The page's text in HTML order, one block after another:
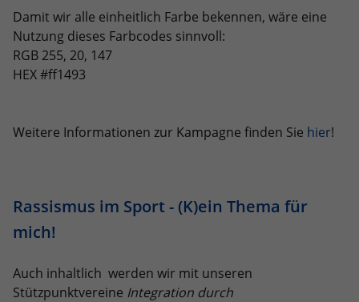
Damit wir alle einheitlich Farbe bekennen, wäre eine
Nutzung dieses Farbcodes sinnvoll:
RGB 255, 20, 147
HEX #ff1493
Weitere Informationen zur Kampagne finden Sie hier!
Rassismus im Sport - (K)ein Thema für
mich!
Auch inhaltlich werden wir mit unseren
Stützpunktvereine Integration durch
Dieses Cookie wird von Google Analytics
installiert. Das Cookie wird verwendet,
der Website geht. Die erhobenen Daten
Name
Anbieter Google Analytics